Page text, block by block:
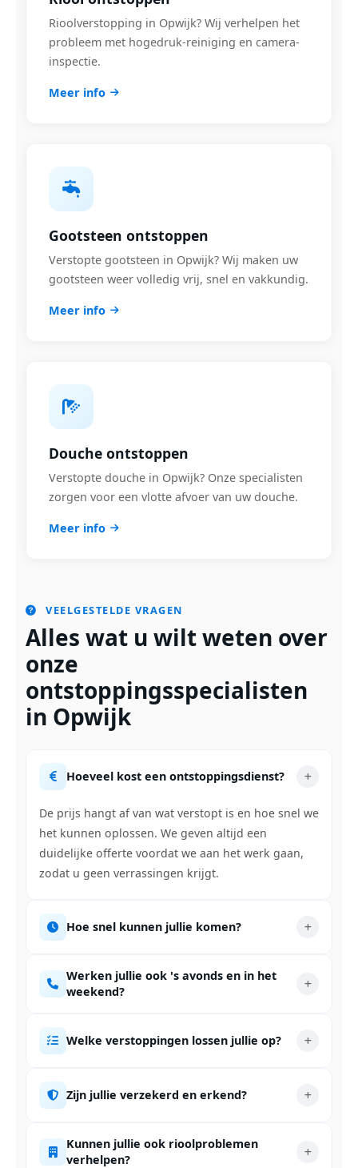
Rioolverstopping in Opwijk? Wij verhelpen het
probleem met hogedruk-reiniging en camera-
inspectie.
Meer info
Gootsteen ontstoppen
Verstopte gootsteen in Opwijk? Wij maken uw
gootsteen weer volledig vrij, snel en vakkundig.
Meer info
Douche ontstoppen
Verstopte douche in Opwijk? Onze specialisten
zorgen voor een vlotte afvoer van uw douche.
Meer info
VEELGESTELDE VRAGEN
Alles wat u wilt weten over
onze
ontstoppingsspecialisten
in Opwijk
Hoeveel kost een ontstoppingsdienst?
De prijs hangt af van wat verstopt is en hoe snel we
het kunnen oplossen. We geven altijd een
duidelijke offerte voordat we aan het werk gaan,
zodat u geen verrassingen krijgt.
Hoe snel kunnen jullie komen?
Werken jullie ook 's avonds en in het
weekend?
Welke verstoppingen lossen jullie op?
Zijn jullie verzekerd en erkend?
Kunnen jullie ook rioolproblemen
verhelpen?